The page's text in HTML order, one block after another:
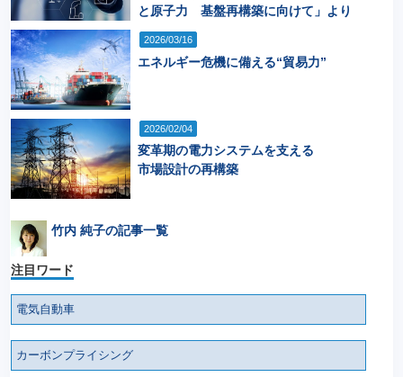
と原子力 基盤再構築に向けて」より
2026/03/16
エネルギー危機に備える“貿易力”
2026/02/04
変革期の電力システムを支える
市場設計の再構築
竹内 純子の記事一覧
注目ワード
電気自動車
カーボンプライシング